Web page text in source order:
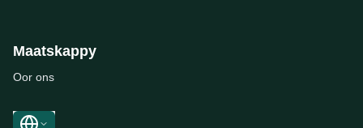
Maatskappy
Oor ons